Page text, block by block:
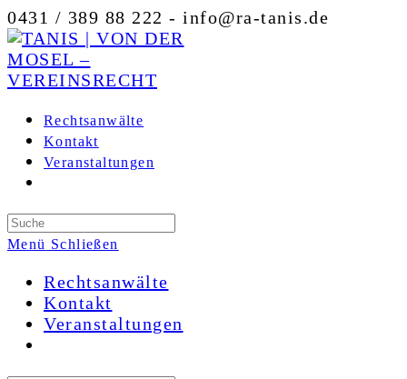
Zum
Inhalt
springen
0431 / 389 88 222 - info@ra-tanis.de
Rechtsanwälte
Kontakt
Veranstaltungen
search
Menü Schließen
Rechtsanwälte
Kontakt
Veranstaltungen